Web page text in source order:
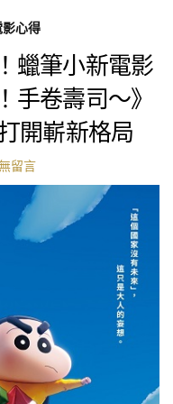
心得
蠟筆小新電影
手卷壽司～》
開嶄新格局
留言